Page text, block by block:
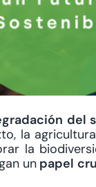
del
la
la
un papel